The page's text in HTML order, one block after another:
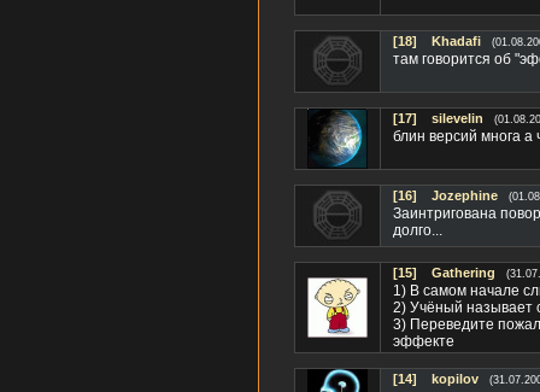
[18] Khadafi
там говорится об
[17] silevelin
блин версий многа а
[16] Jozephine
Заинтригована
долго...
[15] Gathering
1) В самом начале
2) Учёный называет
3) Переведите
эффекте
[14] kopilov